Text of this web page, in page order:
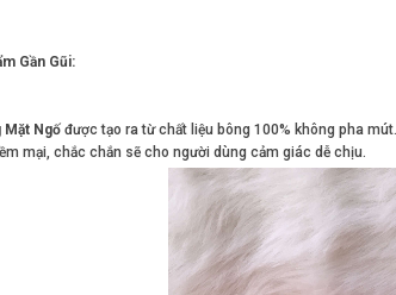
Gần Gũi:
Mặt Ngố được tạo ra từ chất liệu bông 100% không pha
mại, chắc chắn sẽ cho người dùng cảm giác dễ chịu.